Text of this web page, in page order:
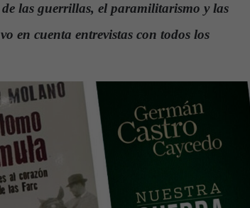
las guerrillas, el paramilitarismo y las
en cuenta entrevistas con todos los